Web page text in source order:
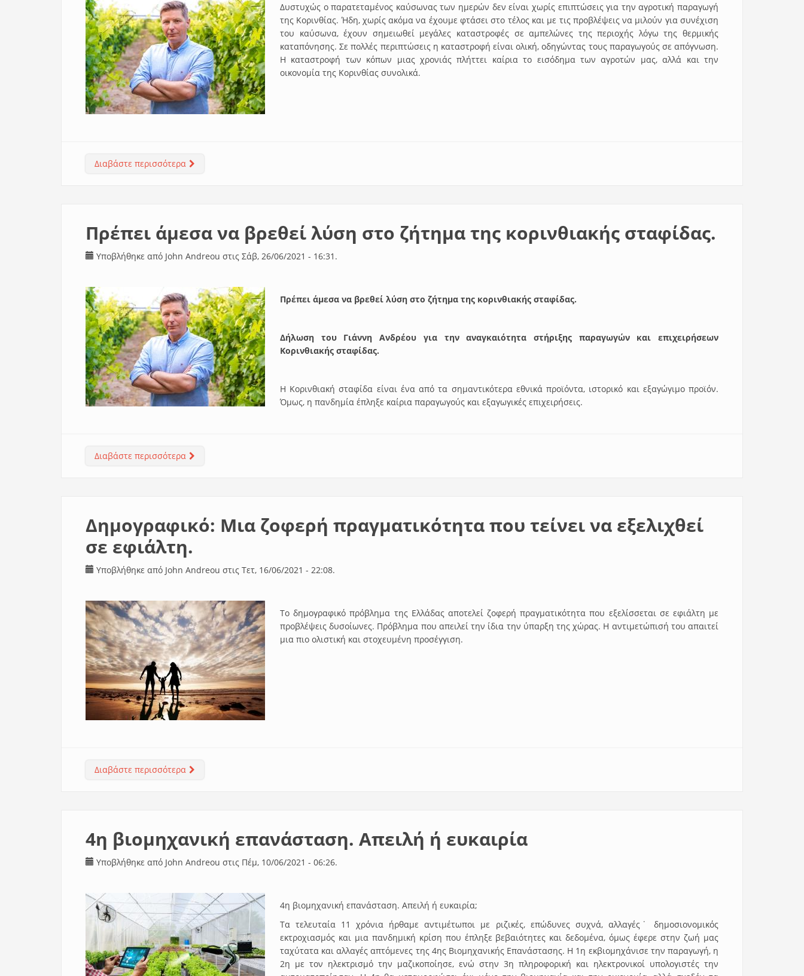
Δυστυχώς ο παρατεταμένος καύσωνας των ημερών δεν είναι χωρίς επιπτώσεις για την αγροτική παραγωγή
της Κορινθίας. Ήδη, χωρίς ακόμα να έχουμε φτάσει στο τέλος και με τις προβλέψεις να μιλούν για συνέχιση
του καύσωνα, έχουν σημειωθεί μεγάλες καταστροφές σε αμπελώνες της περιοχής λόγω της θερμικής
καταπόνησης. Σε πολλές περιπτώσεις η καταστροφή είναι ολική, οδηγώντας τους παραγωγούς σε απόγνωση.
Η καταστροφή των κόπων μιας χρονιάς πλήττει καίρια το εισόδημα των αγροτών μας, αλλά και την
οικονομία της Κορινθίας συνολικά.
Διαβάστε περισσότερα για Δήλωση για τις ζημιές στους αμπελώνες της Κορινθίας από τον καύσωνα.
Πρέπει άμεσα να βρεθεί λύση στο ζήτημα της κορινθιακής σταφίδας.
Υποβλήθηκε από John Andreou στις Σάβ, 26/06/2021 - 16:31.
Πρέπει άμεσα να βρεθεί λύση στο ζήτημα της κορινθιακής σταφίδας.
Δήλωση του Γιάννη Ανδρέου για την αναγκαιότητα στήριξης παραγωγών και επιχειρήσεων
Κορινθιακής σταφίδας.
Η Κορινθιακή σταφίδα είναι ένα από τα σημαντικότερα εθνικά προϊόντα, ιστορικό και εξαγώγιμο προϊόν.
Όμως, η πανδημία έπληξε καίρια παραγωγούς και εξαγωγικές επιχειρήσεις.
Διαβάστε περισσότερα για Πρέπει άμεσα να βρεθεί λύση στο ζήτημα της κορινθιακής σταφίδας.
Δημογραφικό: Μια ζοφερή πραγματικότητα που τείνει να εξελιχθεί
σε εφιάλτη.
Υποβλήθηκε από John Andreou στις Τετ, 16/06/2021 - 22:08.
Το δημογραφικό πρόβλημα της Ελλάδας αποτελεί ζοφερή πραγματικότητα που εξελίσσεται σε εφιάλτη με
προβλέψεις δυσοίωνες. Πρόβλημα που απειλεί την ίδια την ύπαρξη της χώρας. Η αντιμετώπισή του απαιτεί
μια πιο ολιστική και στοχευμένη προσέγγιση.
Διαβάστε περισσότερα για Δημογραφικό: Μια ζοφερή πραγματικότητα που τείνει να εξελιχθεί σε εφιάλτη.
4η βιομηχανική επανάσταση. Απειλή ή ευκαιρία
Υποβλήθηκε από John Andreou στις Πέμ, 10/06/2021 - 06:26.
4η βιομηχανική επανάσταση. Απειλή ή ευκαιρία;
Τα τελευταία 11 χρόνια ήρθαμε αντιμέτωποι με ριζικές, επώδυνες συχνά, αλλαγές˙ δημοσιονομικός
εκτροχιασμός και μια πανδημική κρίση που έπληξε βεβαιότητες και δεδομένα, όμως έφερε στην ζωή μας
ταχύτατα και αλλαγές απτόμενες της 4ης Βιομηχανικής Επανάστασης. Η 1η εκβιομηχάνισε την παραγωγή, η
2η με τον ηλεκτρισμό την μαζικοποίησε, ενώ στην 3η πληροφορική και ηλεκτρονικοί υπολογιστές την